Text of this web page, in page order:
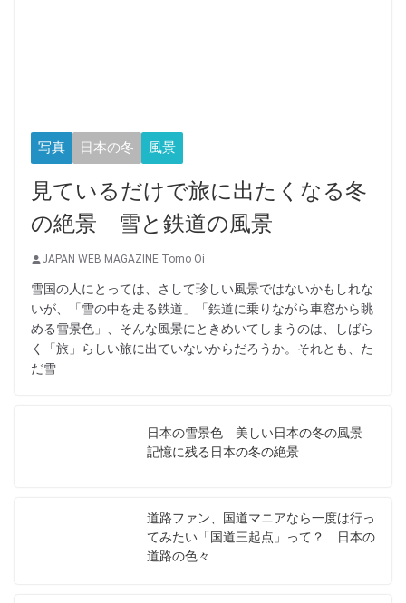
写真 日本の冬 風景
見ているだけで旅に出たくなる冬
の絶景 雪と鉄道の風景
JAPAN WEB MAGAZINE Tomo Oi
雪国の人にとっては、さして珍しい風景ではないかもしれな
いが、「雪の中を走る鉄道」「鉄道に乗りながら車窓から眺
める雪景色」、そんな風景にときめいてしまうのは、しばら
く「旅」らしい旅に出ていないからだろうか。それとも、た
だ雪
日本の雪景色 美しい日本の冬の風景
記憶に残る日本の冬の絶景
道路ファン、国道マニアなら一度は行っ
てみたい「国道三起点」って？ 日本の
道路の色々